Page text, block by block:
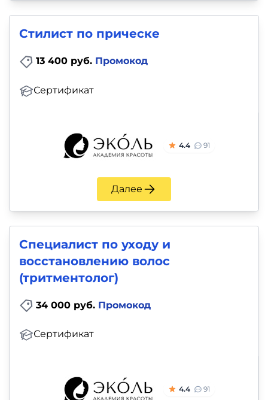
Стилист по прическе
13 400 руб. Промокод
Сертификат
4.4 91
Далее
Специалист по уходу и
восстановлению волос
(тритментолог)
34 000 руб. Промокод
Сертификат
4.4 91